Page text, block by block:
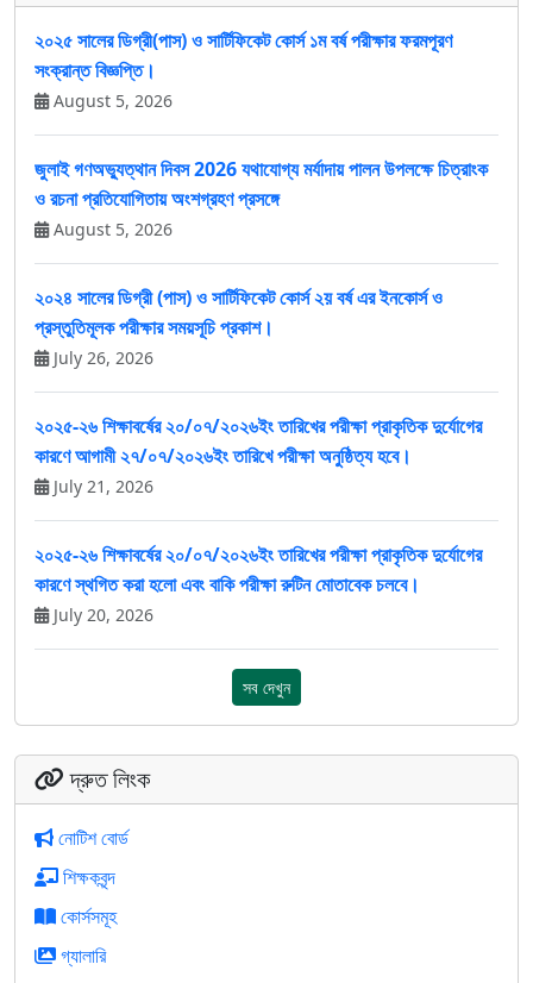
২০২৫ সালের ডিগ্রী(পাস) ও সার্টিফিকেট কোর্স ১ম বর্ষ পরীক্ষার ফরমপূরণ
সংক্রান্ত বিজ্ঞপ্তি।
August 5, 2026
জুলাই গণঅভ্যুত্থান দিবস 2026 যথাযোগ্য মর্যাদায় পালন উপলক্ষে চিত্রাংক
ও রচনা প্রতিযোগিতায় অংশগ্রহণ প্রসঙ্গে
August 5, 2026
২০২৪ সালের ডিগ্রী (পাস) ও সার্টিফিকেট কোর্স ২য় বর্ষ এর ইনকোর্স ও
প্রস্তুতিমূলক পরীক্ষার সময়সূচি প্রকাশ।
July 26, 2026
২০২৫-২৬ শিক্ষাবর্ষের ২০/০৭/২০২৬ইং তারিখের পরীক্ষা প্রাকৃতিক দুর্যোগের
কারণে আগামী ২৭/০৭/২০২৬ইং তারিখে পরীক্ষা অনুষ্ঠিত্য হবে।
July 21, 2026
২০২৫-২৬ শিক্ষাবর্ষের ২০/০৭/২০২৬ইং তারিখের পরীক্ষা প্রাকৃতিক দুর্যোগের
কারণে স্থগিত করা হলো এবং বাকি পরীক্ষা রুটিন মোতাবেক চলবে।
July 20, 2026
সব দেখুন
দ্রুত লিংক
নোটিশ বোর্ড
শিক্ষকবৃন্দ
কোর্সসমূহ
গ্যালারি